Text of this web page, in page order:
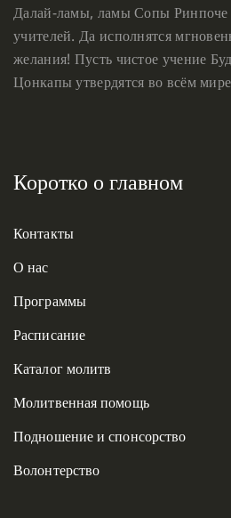
Далай-ламы, ламы Сопы Ринпоче
учителей. Да исполнятся
желания! Пусть чистое учение
Цонкапы утвердятся во всём
Коротко о главном
Контакты
О нас
Программы
Расписание
Каталог молитв
Молитвенная помощь
Подношение и спонсорство
Волонтерство